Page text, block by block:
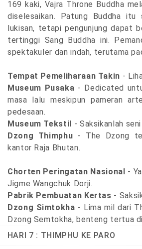
169 kaki, Vajra Throne Buddha
diselesaikan. Patung Buddha
lukisan, tetapi pengunjung dapat
tertinggi Sang Buddha ini.
spektakuler dan indah, terutama
Tempat Pemeliharaan Takin -
Museum Pusaka - Dedicated
masa lalu meskipun pameran
pedesaan.
Museum Tekstil - Saksikanlah
Dzong Thimphu - The Dzong
kantor Raja Bhutan.
Chorten Peringatan Nasional -
Jigme Wangchuk Dorji.
Pabrik Pembuatan Kertas -
Dzong Simtokha - Lima mil dari
Dzong Semtokha, benteng tertua
HARI 7 : THIMPHU KE PARO